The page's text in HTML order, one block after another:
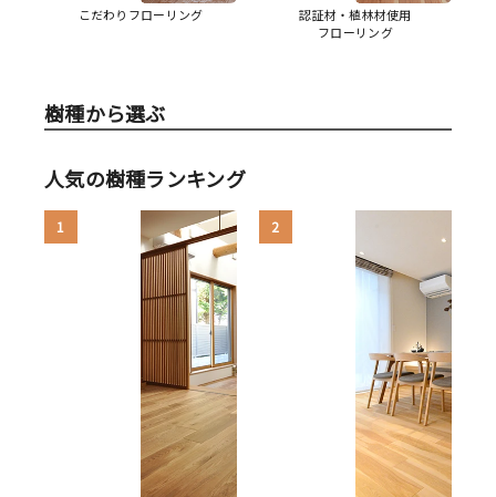
こだわりフローリング
認証材・植林材使用
フローリング
樹種から選ぶ
人気の樹種ランキング
1 2